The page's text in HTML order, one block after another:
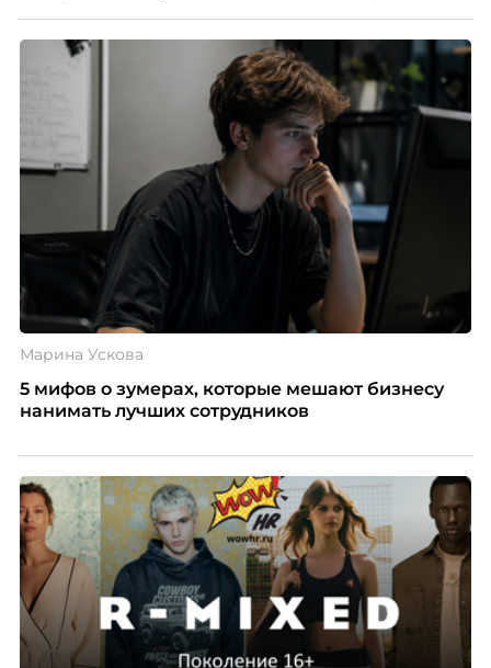
структуры компании. Для сотрудников сокращения
означают потерю стабильности, а для внешнего
рынка становятся сигналом о возможных
проблемах организации. В результате увольнения
нередко превращаются в фактор, который
негативно влияет HR-бренд работодателя.
Марина Ускова
5 мифов о зумерах, которые мешают бизнесу
нанимать лучших сотрудников